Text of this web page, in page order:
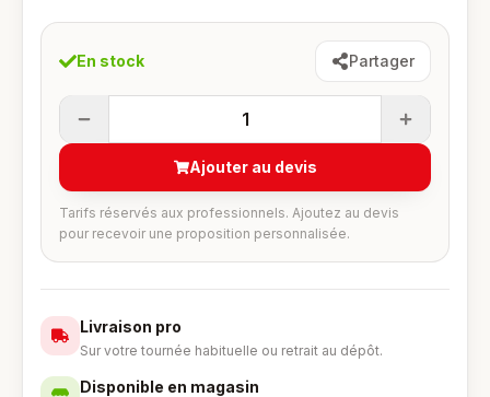
En stock Partager
1
Ajouter au devis
Tarifs réservés aux professionnels. Ajoutez au devis
pour recevoir une proposition personnalisée.
Livraison pro
Sur votre tournée habituelle ou retrait au dépôt.
Disponible en magasin